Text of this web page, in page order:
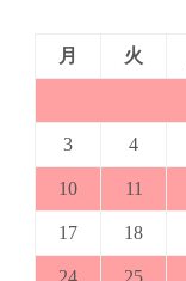
月
火
3 4
10 11
17 18
24 25